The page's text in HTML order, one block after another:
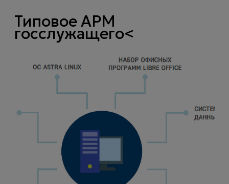
Типовое АРМ
госслужащего<